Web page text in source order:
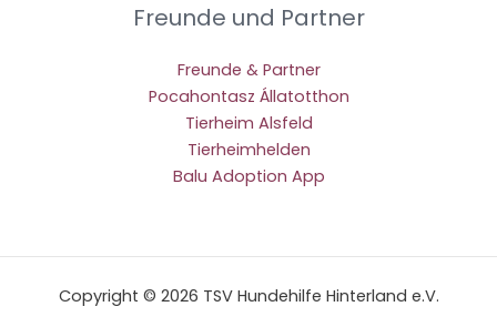
Freunde und Partner
Freunde & Partner
Pocahontasz Állatotthon
Tierheim Alsfeld
Tierheimhelden
Balu Adoption App
Copyright © 2026 TSV Hundehilfe Hinterland e.V.